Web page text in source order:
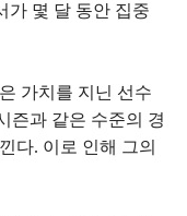
가 몇 달 동안 집중
가치를 지닌 선수
즌과 같은 수준의 경
다. 이로 인해 그의